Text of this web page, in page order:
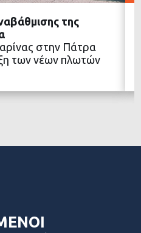
της
στην Πάτρα
των νέων πλωτών